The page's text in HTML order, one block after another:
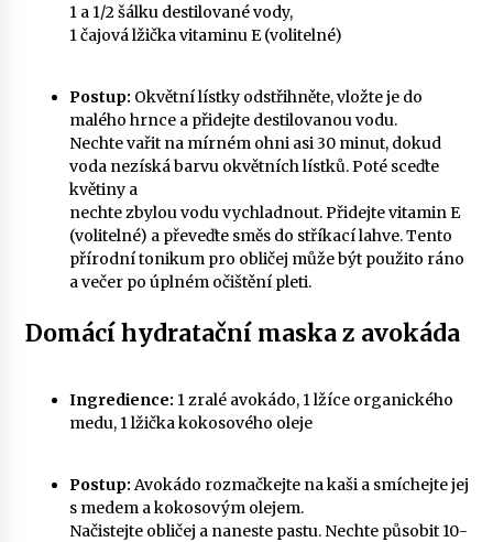
1 a 1/2 šálku destilované vody,
1 čajová lžička vitaminu E (volitelné)
Postup: Okvětní lístky odstřihněte, vložte je do
malého hrnce a přidejte destilovanou vodu.
Nechte vařit na mírném ohni asi 30 minut, dokud
voda nezíská barvu okvětních lístků. Poté sceďte
květiny a
nechte zbylou vodu vychladnout. Přidejte vitamin E
(volitelné) a převeďte směs do stříkací lahve. Tento
přírodní tonikum pro obličej může být použito ráno
a večer po úplném očištění pleti.
Domácí hydratační maska ​​z avokáda
Ingredience: 1 zralé avokádo, 1 lžíce organického
medu, 1 lžička kokosového oleje
Postup: Avokádo rozmačkejte na kaši a smíchejte jej
s medem a kokosovým olejem.
Načistejte obličej a naneste pastu. Nechte působit 10-